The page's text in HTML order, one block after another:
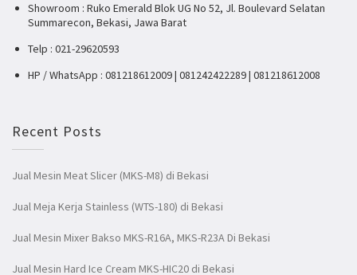
Showroom : Ruko Emerald Blok UG No 52, Jl. Boulevard Selatan
Summarecon, Bekasi, Jawa Barat
Telp : 021-29620593
HP / WhatsApp : 081218612009 | 081242422289 | 081218612008
Recent Posts
Jual Mesin Meat Slicer (MKS-M8) di Bekasi
Jual Meja Kerja Stainless (WTS-180) di Bekasi
Jual Mesin Mixer Bakso MKS-R16A, MKS-R23A Di Bekasi
Jual Mesin Hard Ice Cream MKS-HIC20 di Bekasi